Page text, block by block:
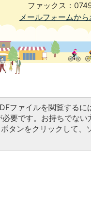
ファックス：
メールフォームか
ファイルを閲覧する
必要です。お持ちでな
タンをクリックして